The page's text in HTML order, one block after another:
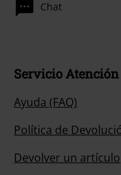
Chat
Servicio
Ayuda (FAQ)
Política de
Devolver un artículo